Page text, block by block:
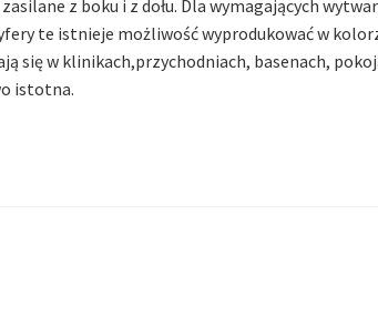
z boku i z dołu. Dla wymagających
te istnieje możliwość wyprodukować w
się w klinikach,przychodniach, basenach,
istotna.